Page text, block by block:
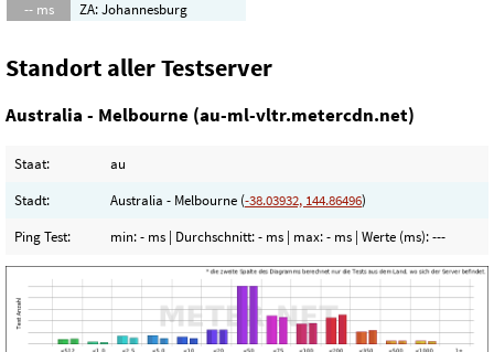
-- ms
ZA: Johannesburg
Standort aller Testserver
Australia - Melbourne (au-ml-vltr.metercdn.net)
Staat:
au
Stadt:
Australia - Melbourne (-38.03932, 144.86496)
Ping Test:
min:- ms | Durchschnitt:- ms | max:- ms | Werte (ms):---